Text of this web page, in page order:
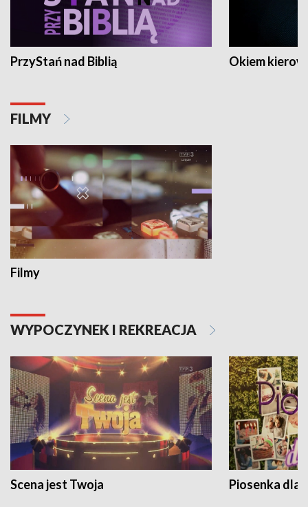
PrzyStań nad Biblią Okiem
FILMY
Filmy
WYPOCZYNEK I REKREACJA
Scena jest Twoja Piosenka dla